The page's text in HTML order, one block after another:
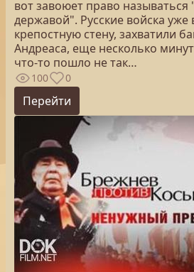
вот завоюет право называться
державой". Русские войска уже
крепостную стену, захватили
Андреаса, еще несколько
что-то пошло не так…
100 0
Перейти